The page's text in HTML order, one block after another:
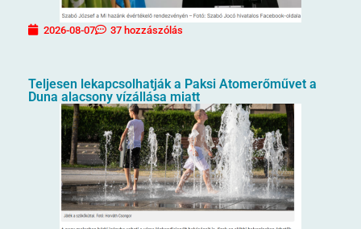
2026-08-07 37 hozzászólás
Teljesen lekapcsolhatják a Paksi Atomerőművet a
Duna alacsony vízállása miatt